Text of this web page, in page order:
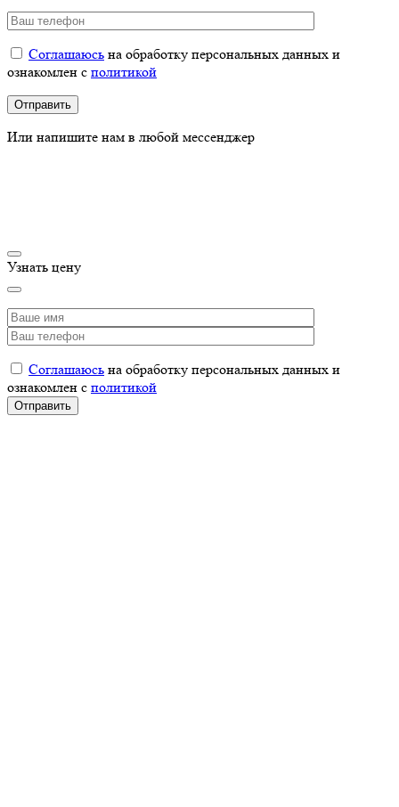
Соглашаюсь на обработку персональных данных и
ознакомлен с политикой
Или напишите нам в любой мессенджер
Узнать цену
Соглашаюсь на обработку персональных данных и
ознакомлен с политикой